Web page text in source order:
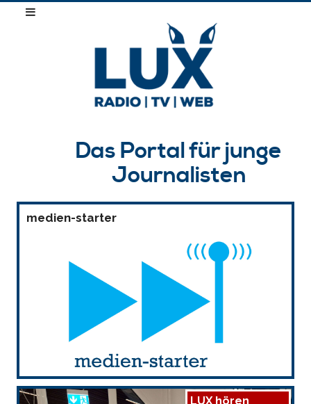
Das Portal für junge
Journalisten
medien-starter
LUX hören